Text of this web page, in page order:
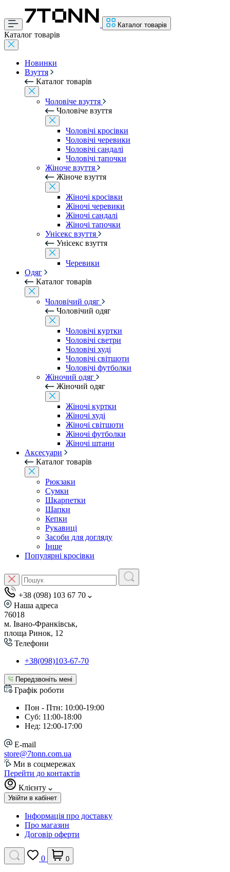
Каталог товарів
Каталог товарів
Новинки
Взуття
Каталог товарів
Чоловіче взуття
Чоловіче взуття
Чоловічі кросівки
Чоловічі черевики
Чоловічі сандалі
Чоловічі тапочки
Жіноче взуття
Жіноче взуття
Жіночі кросівки
Жіночі черевики
Жіночі сандалі
Жіночі тапочки
Унісекс взуття
Унісекс взуття
Черевики
Одяг
Каталог товарів
Чоловічий одяг
Чоловічий одяг
Чоловічі куртки
Чоловічі светри
Чоловічі худі
Чоловічі світшоти
Чоловічі футболки
Жіночий одяг
Жіночий одяг
Жіночі куртки
Жіночі худі
Жіночі світшоти
Жіночі футболки
Жіночі штани
Аксесуари
Каталог товарів
Рюкзаки
Сумки
Шкарпетки
Шапки
Кепки
Рукавиці
Засоби для догляду
Інше
Популярні кросівки
+38 (098) 103 67 70
Наша адреса
76018
м. Івано-Франківськ,
площа Ринок, 12
Телефони
+38(098)103-67-70
Передзвоніть мені
Графік роботи
Пон - Птн: 10:00-19:00
Суб: 11:00-18:00
Нед: 12:00-17:00
E-mail
store@7tonn.com.ua
Ми в соцмережах
Перейти до контактів
Клієнту
Увійти в кабінет
Інформація про доставку
Про магазин
Договір оферти
0 0